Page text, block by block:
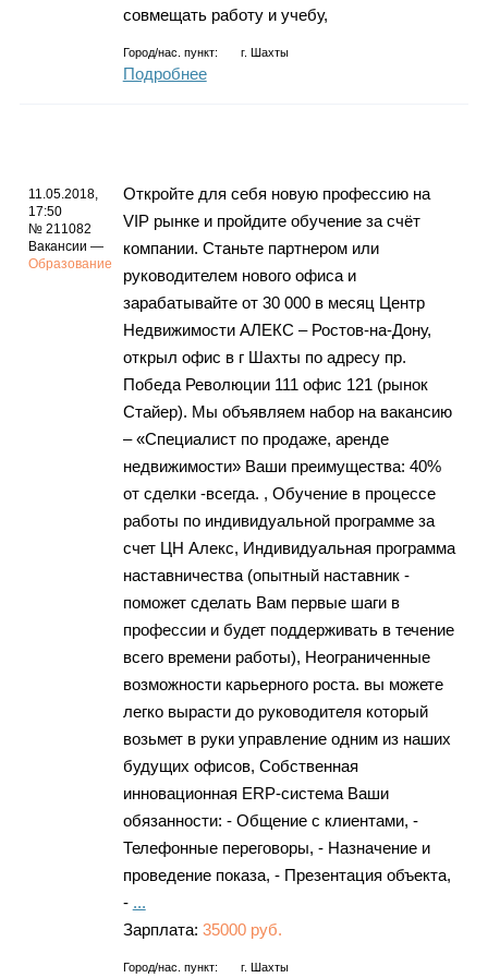
совмещать работу и учебу,
Город/нас. пункт: г. Шахты
Подробнее
11.05.2018,
17:50
№ 211082
Вакансии —
Образование
Откройте для себя новую профессию на
VIP рынке и пройдите обучение за счёт
компании. Станьте партнером или
руководителем нового офиса и
зарабатывайте от 30 000 в месяц Центр
Недвижимости АЛЕКС – Ростов-на-Дону,
открыл офис в г Шахты по адресу пр.
Победа Революции 111 офис 121 (рынок
Стайер). Мы объявляем набор на вакансию
– «Специалист по продаже, аренде
недвижимости» Ваши преимущества: 40%
от сделки -всегда. , Обучение в процессе
работы по индивидуальной программе за
счет ЦН Алекс, Индивидуальная программа
наставничества (опытный наставник -
поможет сделать Вам первые шаги в
профессии и будет поддерживать в течение
всего времени работы), Неограниченные
возможности карьерного роста. вы можете
легко вырасти до руководителя который
возьмет в руки управление одним из наших
будущих офисов, Собственная
инновационная ERP-система Ваши
обязанности: - Общение с клиентами, -
Телефонные переговоры, - Назначение и
проведение показа, - Презентация объекта,
- ...
Зарплата: 35000 руб.
Город/нас. пункт: г. Шахты